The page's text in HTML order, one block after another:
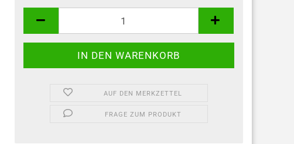
AUF DEN MERKZETTEL
FRAGE ZUM PRODUKT